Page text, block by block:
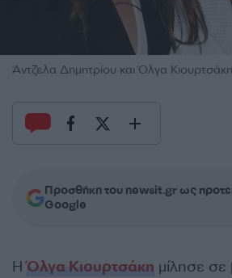
Άντζελα Δημητρίου και Όλγα
Προσθήκη του newsit.gr ως
Google
ΗΌλγα Κιουρτσάκη μίλησε σε